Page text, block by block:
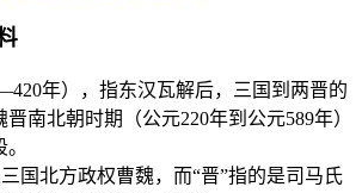
年），指东汉瓦解后，三国到两晋的
南北朝时期（公元220年到公元589年）
国北方政权曹魏，而“晋”指的是司马氏